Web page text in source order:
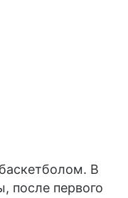
В
после первого